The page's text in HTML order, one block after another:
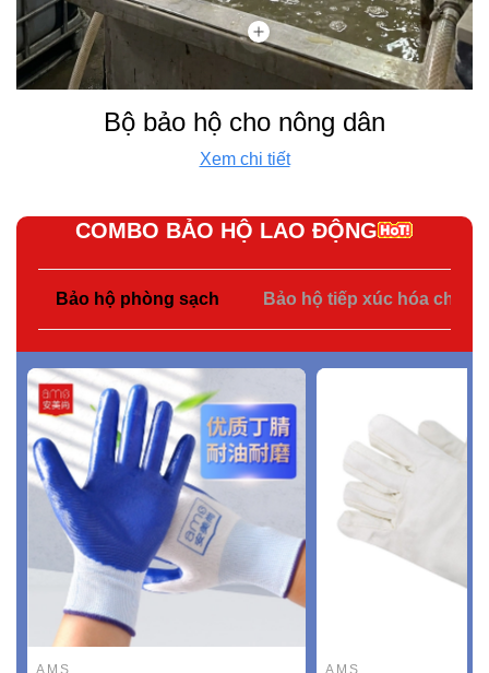
Bộ bảo hộ cho nông dân
Xem chi tiết
COMBO BẢO HỘ LAO ĐỘNG
Bảo hộ phòng sạch Bảo hộ tiếp xúc hóa chất
AMS AMS